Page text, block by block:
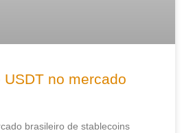
no mercado
brasileiro de stablecoins